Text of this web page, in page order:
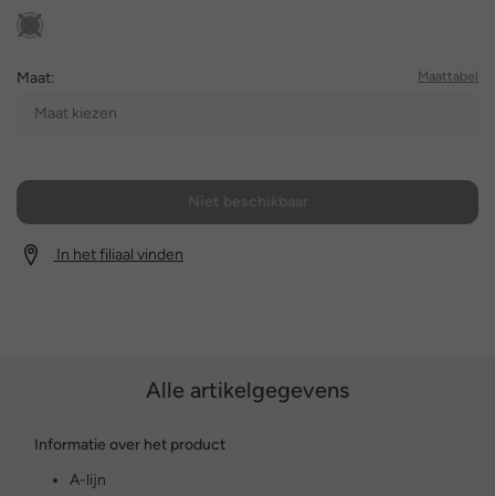
Maat: Maattabel
Maat kiezen
In het filiaal vinden
Alle artikelgegevens
Informatie over het product
A-lijn